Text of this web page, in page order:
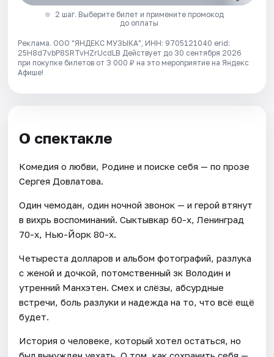
2 шаг. Выберите билет и примените промокод
до оплаты
Реклама. ООО "ЯНДЕКС МУЗЫКА", ИНН: 9705121040 erid:
25H8d7vbP8SRTvHZrUcdLB Действует до 30 сентября 2026
при покупке билетов от 3 000 ₽ на это мероприятие на Яндекс
Афише!
О спектакле
Комедия о любви, Родине и поиске себя — по прозе
Сергея Довлатова.
Один чемодан, один ночной звонок — и герой втянут
в вихрь воспоминаний. Сыктывкар 60-х, Ленинград
70-х, Нью-Йорк 80-х.
Четыреста долларов и альбом фотографий, разлука
с женой и дочкой, потомственный зк Володин и
утренний Манхэтен. Смех и слёзы, абсурдные
встречи, боль разлуки и надежда на то, что всё ещё
будет.
История о человеке, который хотел остаться, но